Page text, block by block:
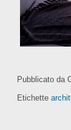
Pubblicato da
Etichette